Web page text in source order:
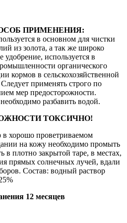
ПРИМЕНЕНИЯ:
в основном для чистки
из золота, а так же широко
удобрение, используется в
органического
кормов в сельскохозяйственной
применять строго по
мер предосторожности.
разбавить водой.
ТОКСИЧНО!
в хорошо проветриваемом
на кожу необхо­димо промыть
плотно закрытой таре, в местах,
прямых солнечных лучей, вдали
Состав: водный раствор
12 месяцев